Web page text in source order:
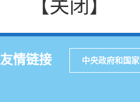
【关闭】
友情链接 中央政府和国